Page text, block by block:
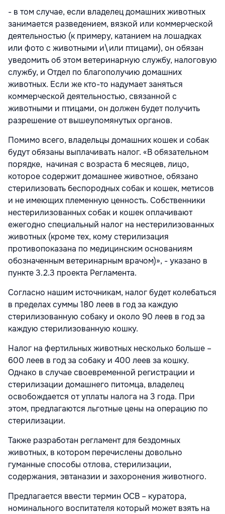
- в том случае, если владелец домашних животных
занимается разведением, вязкой или коммерческой
деятельностью (к примеру, катанием на лошадках
или фото с животными и\или птицами), он обязан
уведомить об этом ветеринарную службу, налоговую
службу, и Отдел по благополучию домашних
животных. Если же кто-то надумает заняться
коммерческой деятельностью, связанной с
животными и птицами, он должен будет получить
разрешение от вышеупомянутых органов.
Помимо всего, владельцы домашних кошек и собак
будут обязаны выплачивать налог. «В обязательном
порядке, начиная с возраста 6 месяцев, лицо,
которое содержит домашнее животное, обязано
стерилизовать беспородных собак и кошек, метисов
и не имеющих племенную ценность. Собственники
нестерилизованных собак и кошек оплачивают
ежегодно специальный налог на нестерилизованных
животных (кроме тех, кому стерилизация
противопоказана по медицинским основаниям
обозначенным ветеринарным врачом)», - указано в
пункте 3.2.3 проекта Регламента.
Согласно нашим источникам, налог будет колебаться
в пределах суммы 180 леев в год за каждую
стерилизованную собаку и около 90 леев в год за
каждую стерилизованную кошку.
Налог на фертильных животных несколько больше –
600 леев в год за собаку и 400 леев за кошку.
Однако в случае своевременной регистрации и
стерилизации домашнего питомца, владелец
освобождается от уплаты налога на 3 года. При
этом, предлагаются льготные цены на операцию по
стерилизации.
Также разработан регламент для бездомных
животных, в котором перечислены довольно
гуманные способы отлова, стерилизации,
содержания, эвтаназии и захоронения животного.
Предлагается ввести термин ОСВ – куратора,
номинального воспитателя который может взять на